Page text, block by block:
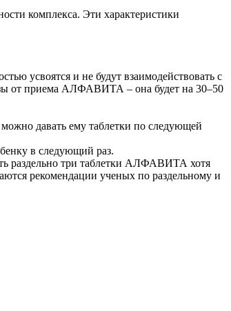
комплекса. Эти характеристики
усвоятся и не будут взаимодействовать с
от приема АЛФАВИТА – она будет на 30–50
давать ему таблетки по следующей
в следующий раз.
раздельно три таблетки АЛФАВИТА хотя
рекомендации ученых по раздельному и